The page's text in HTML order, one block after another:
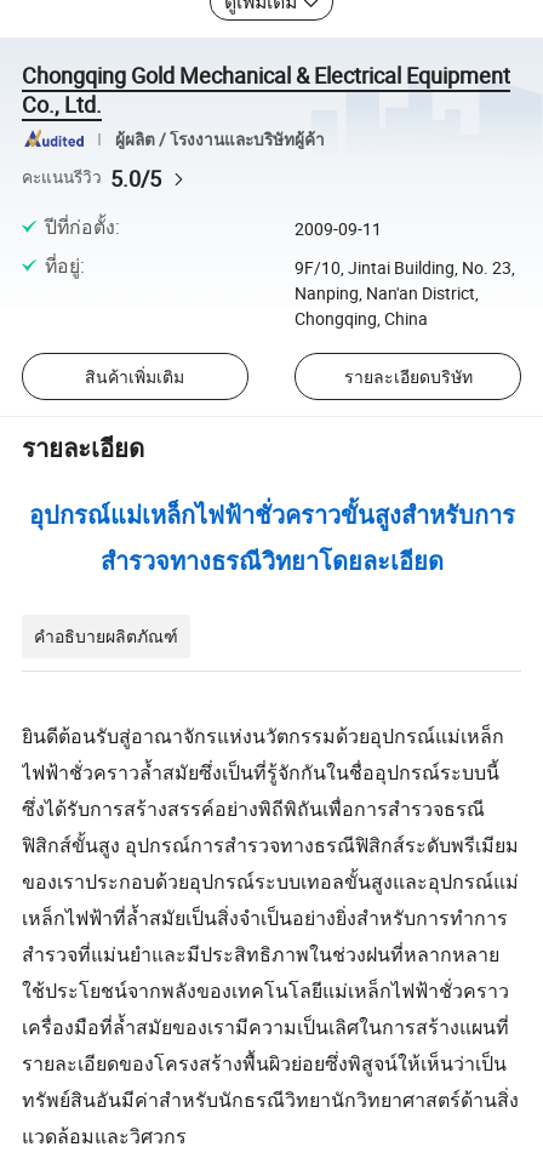
Chongqing Gold Mechanical & Electrical Equipment
Co., Ltd.
ผู้ผลิต / โรงงานและบริษัทผู้ค้า
คะแนนรีวิว 5.0/5
ปีที่ก่อตั้ง: 2009-09-11
ที่อยู่:
9F/10, Jintai Building, No. 23,
Nanping, Nan'an District,
Chongqing, China
สินค้าเพิ่มเติม รายละเอียดบริษัท
รายละเอียด
อุปกรณ์แม่เหล็กไฟฟ้าชั่วคราวขั้นสูงสำหรับการ
สำรวจทางธรณีวิทยาโดยละเอียด
คำอธิบายผลิตภัณฑ์
ยินดีต้อนรับสู่อาณาจักรแห่งนวัตกรรมด้วยอุปกรณ์แม่เหล็ก
ไฟฟ้าชั่วคราวล้ำสมัยซึ่งเป็นที่รู้จักกันในชื่ออุปกรณ์ระบบนี้
ซึ่งได้รับการสร้างสรรค์อย่างพิถีพิถันเพื่อการสำรวจธรณี
ฟิสิกส์ขั้นสูง อุปกรณ์การสำรวจทางธรณีฟิสิกส์ระดับพรีเมียม
ของเราประกอบด้วยอุปกรณ์ระบบเทอลขั้นสูงและอุปกรณ์แม่
เหล็กไฟฟ้าที่ล้ำสมัยเป็นสิ่งจำเป็นอย่างยิ่งสำหรับการทำการ
สำรวจที่แม่นยำและมีประสิทธิภาพในช่วงฝนที่หลากหลาย
ใช้ประโยชน์จากพลังของเทคโนโลยีแม่เหล็กไฟฟ้าชั่วคราว
เครื่องมือที่ล้ำสมัยของเรามีความเป็นเลิศในการสร้างแผนที่
รายละเอียดของโครงสร้างพื้นผิวย่อยซึ่งพิสูจน์ให้เห็นว่าเป็น
ทรัพย์สินอันมีค่าสำหรับนักธรณีวิทยานักวิทยาศาสตร์ด้านสิ่ง
แวดล้อมและวิศวกร